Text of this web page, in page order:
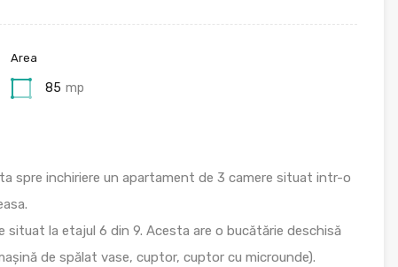
Area
85 mp
spre inchiriere un apartament de 3 camere situat intr-o
la etajul 6 din 9. Acesta are o bucătărie deschisă
de spălat vase, cuptor, cuptor cu microunde).